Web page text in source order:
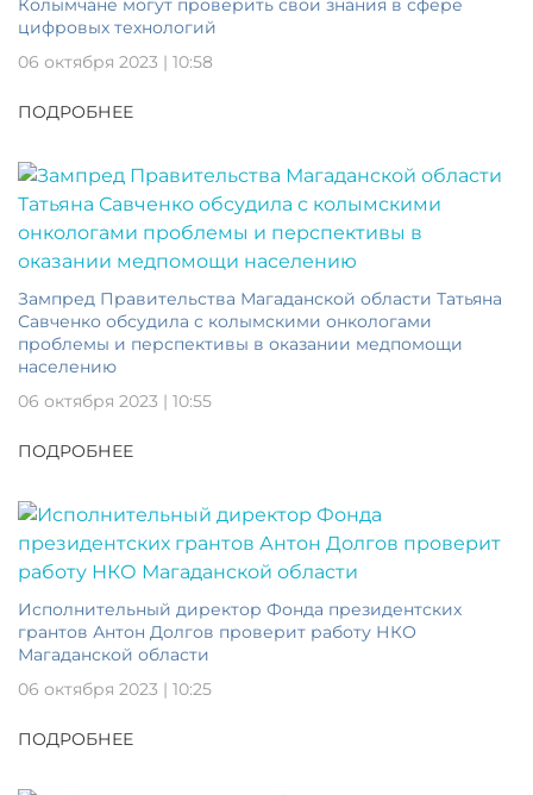
Колымчане могут проверить свои знания в сфере
цифровых технологий
06 октября 2023 | 10:58
ПОДРОБНЕЕ
Зампред Правительства Магаданской области Татьяна
Савченко обсудила с колымскими онкологами
проблемы и перспективы в оказании медпомощи
населению
06 октября 2023 | 10:55
ПОДРОБНЕЕ
Исполнительный директор Фонда президентских
грантов Антон Долгов проверит работу НКО
Магаданской области
06 октября 2023 | 10:25
ПОДРОБНЕЕ